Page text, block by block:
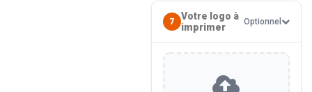
7
Votre logo à
imprimer
Optionnel